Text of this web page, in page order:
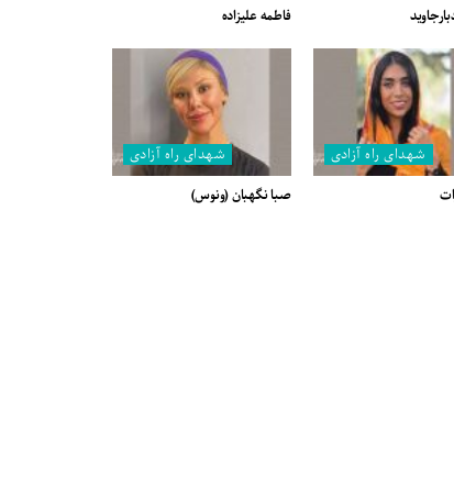
فاطمه علیزاده
شهدای راه آزادی
شهدای راه آزادی
صبا نگهبان (ونوس)